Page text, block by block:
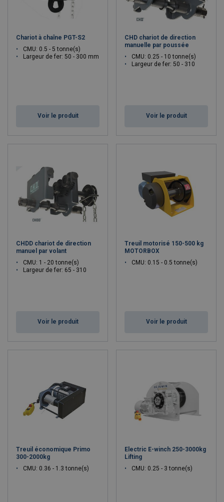
Chariot à chaîne PGT-S2
CMU: 0.5 - 5 tonne(s)
Largeur de fer: 50 - 300 mm
Voir le produit
CHD chariot de direction
manuelle par poussée
CMU: 0.25 - 10 tonne(s)
Largeur de fer: 50 - 310
Voir le produit
CHDD chariot de direction
manuel par volant
CMU: 1 - 20 tonne(s)
Largeur de fer: 65 - 310
Voir le produit
Treuil motorisé 150-500 kg
MOTORBOX
CMU: 0.15 - 0.5 tonne(s)
Voir le produit
Treuil économique Primo
300-2000kg
CMU: 0.36 - 1.3 tonne(s)
Electric E-winch 250-3000kg
Lifting
CMU: 0.25 - 3 tonne(s)